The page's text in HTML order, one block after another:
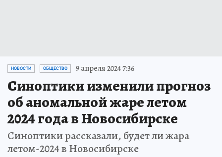
НОВОСТИ ОБЩЕСТВО 9 апреля 2024 7:36
Синоптики изменили прогноз
об аномальной жаре летом
2024 года в Новосибирске
Синоптики рассказали, будет ли жара
летом-2024 в Новосибирске